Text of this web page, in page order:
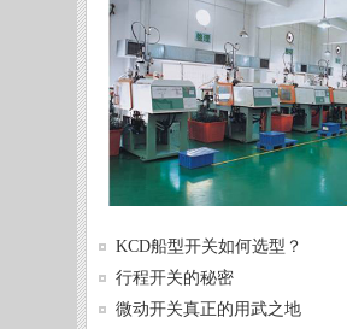
KCD船型开关如何选型？
行程开关的秘密
微动开关真正的用武之地